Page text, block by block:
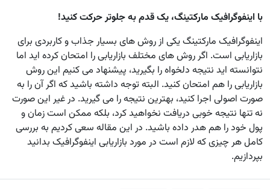
با اینفوگرافیک مارکتینگ، یک قدم به جلوتر حرکت کنید!
اینفوگرافیک مارکتینگ یکی از روش های بسیار جذاب و کاربردی برای
بازاریابی است. اگر روش های مختلف بازاریابی را امتحان کرده اید اما
نتوانسته اید نتیجه دلخواه را بگیرید، پیشنهاد می کنیم این روش
بازاریابی را هم امتحان کنید. البته توجه داشته باشید که اگر آن را به
صورت اصولی اجرا کنید، بهترین نتیجه را می گیرید. در غیر این صورت
نه تنها نتیجه خوبی دریافت نخواهید کرد، بلکه ممکن است زمان و
پول خود را هم هدر داده باشید. در این مقاله سعی کردیم به بررسی
کامل هر چیزی که لازم است در مورد بازاریابی اینفوگرافیک بدانید
بپردازیم.